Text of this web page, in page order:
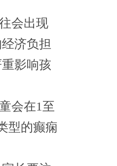
会出现
济负担
影响孩
会在1至
型的癫痫